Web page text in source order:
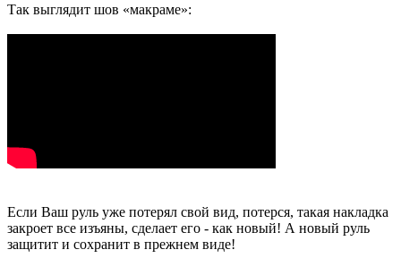
Так выглядит шов «макраме»:
Если Ваш руль уже потерял свой вид, потерся, такая накладка
закроет все изъяны, сделает его - как новый! А новый руль
защитит и сохранит в прежнем виде!